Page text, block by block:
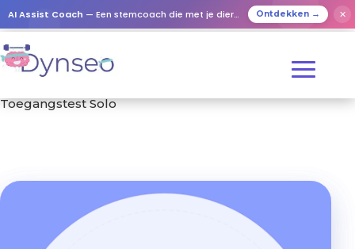
AI Assist Coach — Een stemcoach die met je dierbaren speelt Ontdekken → ✕
Hulpmiddelen & Tests
/
Toegangstest Solo